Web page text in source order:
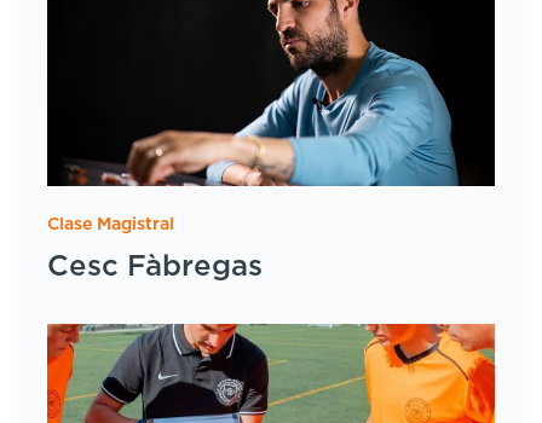
Clase Magistral
Cesc Fàbregas